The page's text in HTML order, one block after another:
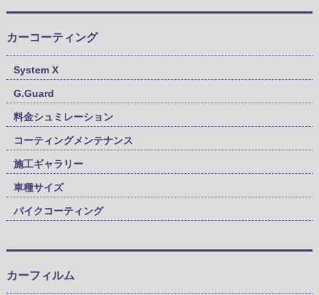
カーコーティング
System X
G.Guard
料金シュミレーション
コーティングメンテナンス
施工ギャラリー
車種サイズ
バイクコーティング
カーフィルム